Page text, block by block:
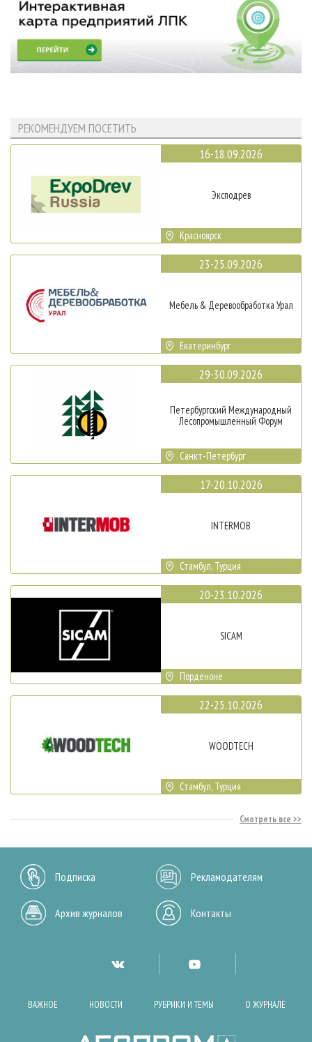
РЕКОМЕНДУЕМ ПОСЕТИТЬ
16-18.09.2026
Эксподрев
Красноярск
23-25.09.2026
Мебель & Деревообработка Урал
Екатеринбург
29-30.09.2026
Петербургский Международный
Лесопромышленный Форум
Санкт-Петербург
17-20.10.2026
INTERMOB
Стамбул, Турция
20-23.10.2026
SICAM
Порденоне
22-25.10.2026
WOODTECH
Стамбул, Турция
Смотреть все
Подписка Рекламодателям
Архив журналов Контакты
ВАЖНОЕ НОВОСТИ РУБРИКИ И ТЕМЫ О ЖУРНАЛЕ